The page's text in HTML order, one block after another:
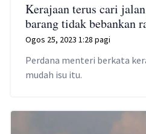
Kerajaan terus cari
barang tidak bebankan
Ogos 25, 2023 1:28 pagi
Perdana menteri berkata
mudah isu itu.